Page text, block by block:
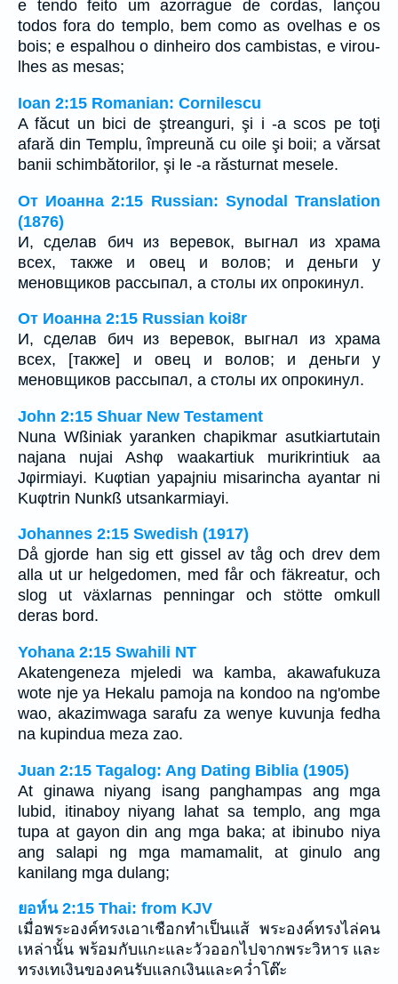
e tendo feito um azorrague de cordas, lançou
todos fora do templo, bem como as ovelhas e os
bois; e espalhou o dinheiro dos cambistas, e virou-
lhes as mesas;
Ioan 2:15 Romanian: Cornilescu
A făcut un bici de ştreanguri, şi i -a scos pe toţi
afară din Templu, împreună cu oile şi boii; a vărsat
banii schimbătorilor, şi le -a răsturnat mesele.
От Иоанна 2:15 Russian: Synodal Translation
(1876)
И, сделав бич из веревок, выгнал из храма
всех, также и овец и волов; и деньги у
меновщиков рассыпал, а столы их опрокинул.
От Иоанна 2:15 Russian koi8r
И, сделав бич из веревок, выгнал из храма
всех, [также] и овец и волов; и деньги у
меновщиков рассыпал, а столы их опрокинул.
John 2:15 Shuar New Testament
Nuna Wßiniak yaranken chapikmar asutkiartutain
najana nujai Ashφ waakartiuk murikrintiuk aa
Jφirmiayi. Kuφtian yapajniu misarincha ayantar ni
Kuφtrin Nunkß utsankarmiayi.
Johannes 2:15 Swedish (1917)
Då gjorde han sig ett gissel av tåg och drev dem
alla ut ur helgedomen, med får och fäkreatur, och
slog ut växlarnas penningar och stötte omkull
deras bord.
Yohana 2:15 Swahili NT
Akatengeneza mjeledi wa kamba, akawafukuza
wote nje ya Hekalu pamoja na kondoo na ng'ombe
wao, akazimwaga sarafu za wenye kuvunja fedha
na kupindua meza zao.
Juan 2:15 Tagalog: Ang Dating Biblia (1905)
At ginawa niyang isang panghampas ang mga
lubid, itinaboy niyang lahat sa templo, ang mga
tupa at gayon din ang mga baka; at ibinubo niya
ang salapi ng mga mamamalit, at ginulo ang
kanilang mga dulang;
ยอห์น 2:15 Thai: from KJV
เมื่อพระองค์ทรงเอาเชือกทำเป็นแส้ พระองค์ทรงไล่คน
เหล่านั้น พร้อมกับแกะและวัวออกไปจากพระวิหาร และ
ทรงเทเงินของคนรับแลกเงินและคว่ำโต๊ะ